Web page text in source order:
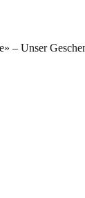
– Unser